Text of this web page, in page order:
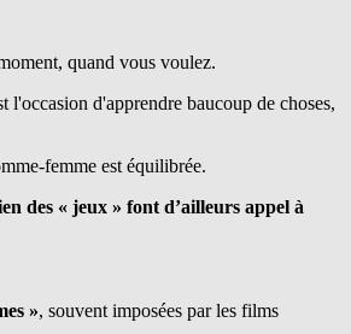
quand vous voulez.
l'occasion d'apprendre baucoup de choses,
femme est équilibrée.
des « jeux » font d’ailleurs appel à
», souvent imposées par les films